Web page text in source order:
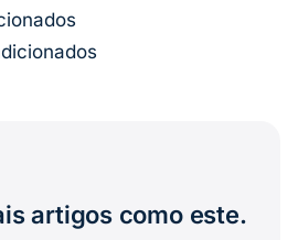
artigos como este.